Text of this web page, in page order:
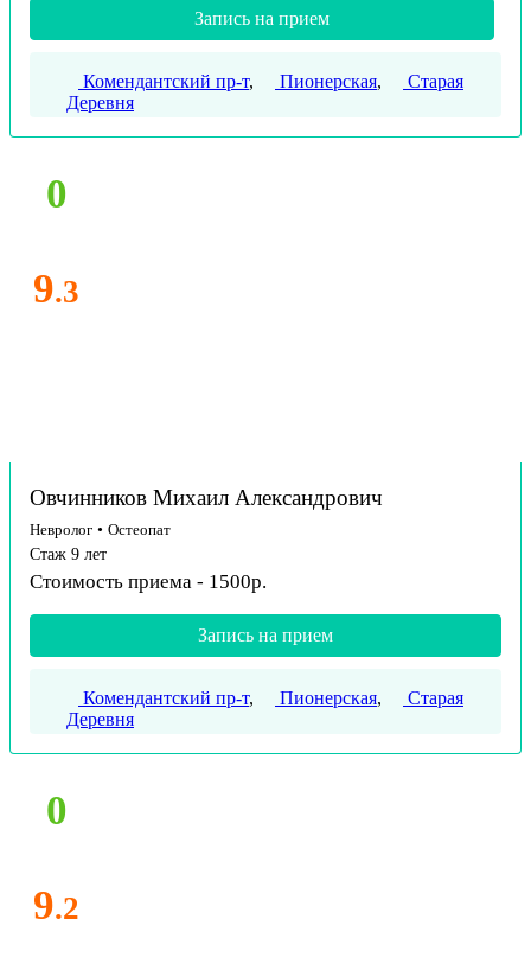
Запись на прием
Комендантский пр-т, Пионерская,
Старая
Деревня
0
9.3
Овчинников Михаил Александрович
Невролог • Остеопат
Стаж 9 лет
Стоимость приема - 1500р.
Запись на прием
Комендантский пр-т, Пионерская,
Старая
Деревня
0
9.2